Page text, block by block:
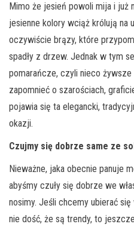
Mimo że jesień powoli mija i już
jesienne kolory wciąż królują na
oczywiście brązy, które
spadły z drzew. Jednak w tym
pomarańcze, czyli nieco
zapomnieć o szarościach,
pojawia się ta elegancki,
okazji.
Czujmy się dobrze same ze
Nieważne, jaka obecnie panuje
abyśmy czuły się dobrze we
nosimy. Jeśli chcemy ubierać się
nie dość, że są trendy, to